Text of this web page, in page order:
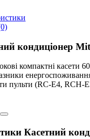
кондиціонер
компактні касети
пульти (RC-E4,
Касетний